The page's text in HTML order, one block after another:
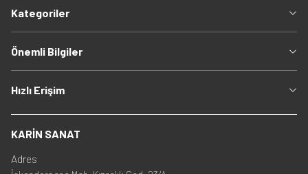
Kategoriler
Önemli Bilgiler
Hızlı Erişim
KARİN SANAT
Adres